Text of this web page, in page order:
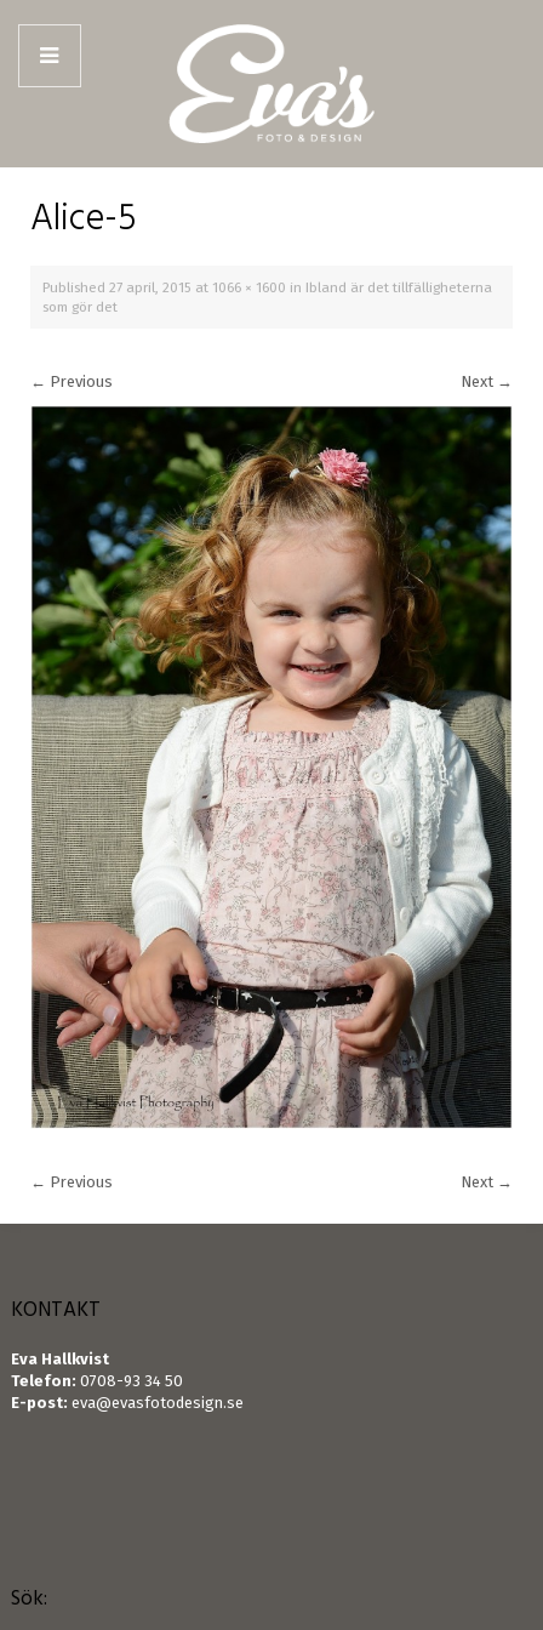
Alice-5
Published 27 april, 2015 at 1066 × 1600 in Ibland är det tillfälligheterna
som gör det
← Previous Next →
← Previous Next →
KONTAKT
Eva Hallkvist
Telefon: 0708-93 34 50
E-post: eva@evasfotodesign.se
Sök: